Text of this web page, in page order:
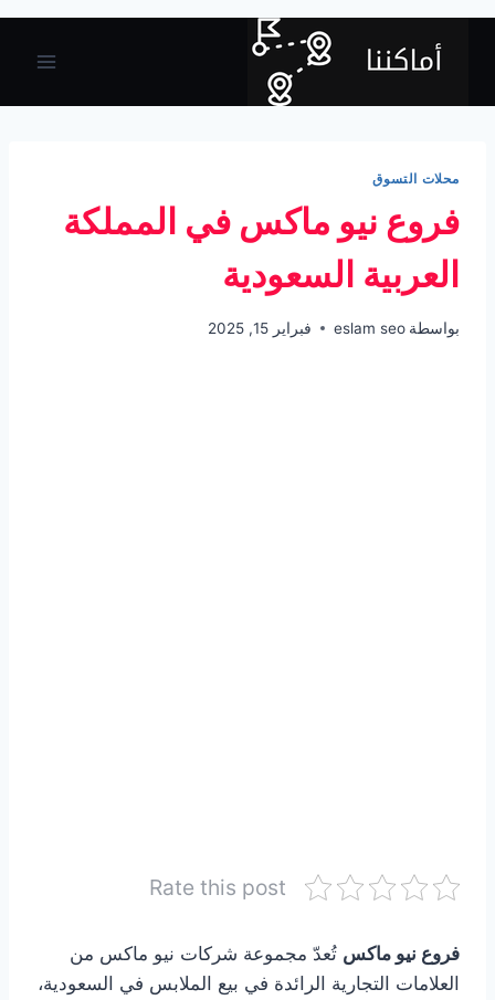
محلات التسوق
فروع نيو ماكس في المملكة
العربية السعودية
بواسطة eslam seo فبراير 15, 2025
Rate this post
فروع نيو ماكس تُعدّ مجموعة شركات نيو ماكس من
العلامات التجارية الرائدة في بيع الملابس في السعودية،